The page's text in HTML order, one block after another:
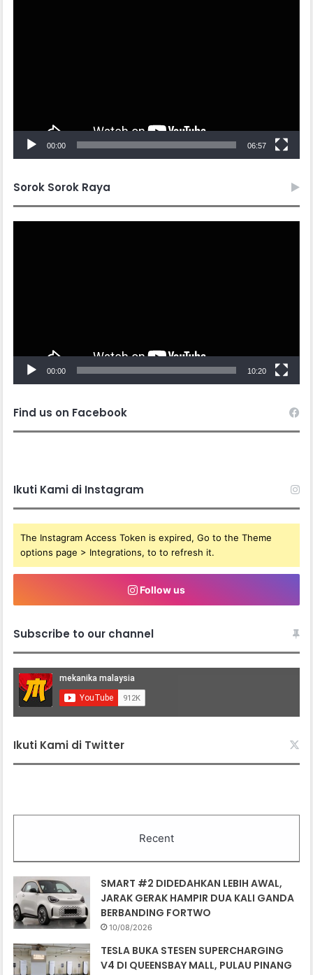
00:00 06:57
Sorok Sorok Raya
00:00 10:20
Find us on Facebook
Ikuti Kami di Instagram
The Instagram Access Token is expired, Go to the Theme
options page > Integrations, to to refresh it.
Follow us
Subscribe to our channel
Ikuti Kami di Twitter
Recent
SMART #2 DIDEDAHKAN LEBIH AWAL,
JARAK GERAK HAMPIR DUA KALI GANDA
BERBANDING FORTWO
10/08/2026
TESLA BUKA STESEN SUPERCHARGING
V4 DI QUEENSBAY MALL, PULAU PINANG